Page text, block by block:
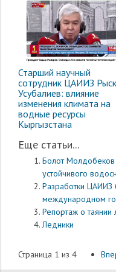
Старший научный
сотрудник ЦАИИЗ
Усубалиев: влияние
изменения климата на
водные ресурсы
Кыргызстана
Еще статьи...
Болот Молдобеков
устойчивого
Разработки ЦАИИЗ
международном
Репортаж о таянии
Ледники
Страница 1 из 4